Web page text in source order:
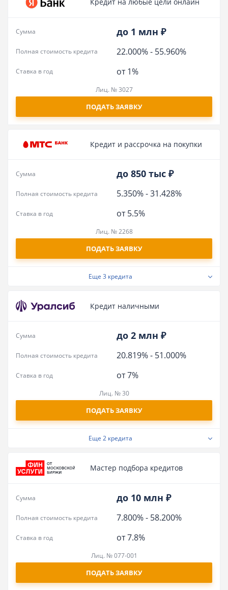
до 1 млн ₽
Сумма
22.000%- 55.960%
Полная стоимость кредита
от 1%
Ставка в год
Лиц. № 3027
ПОДАТЬ ЗАЯВКУ
Кредит и рассрочка на покупки
до 850 тыс ₽
Сумма
5.350%-31.428%
Полная стоимость кредита
от 5.5%
Ставка в год
Лиц. № 2268
ПОДАТЬ ЗАЯВКУ
Еще 3 кредита
Кредит наличными
до 2 млн ₽
Сумма
20.819%- 51.000%
Полная стоимость кредита
от 7%
Ставка в год
Лиц. № 30
ПОДАТЬ ЗАЯВКУ
Еще 2 кредита
Мастер подбора кредитов
до 10 млн ₽
Сумма
7.800%- 58.200%
Полная стоимость кредита
от 7.8%
Ставка в год
Лиц. № 077-001
ПОДАТЬ ЗАЯВКУ